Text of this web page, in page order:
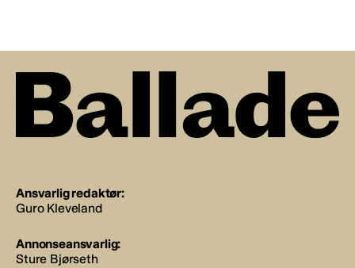
Ansvarlig redaktør:
Guro Kleveland
Annonseansvarlig:
Sture Bjørseth